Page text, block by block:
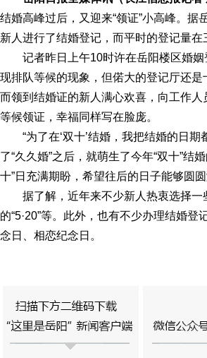
结婚高峰过后，又迎来“领证”小高峰。
新人进行了结婚登记，而平时的登记量在
记者昨日上午10时许在岳阳楼区婚姻
现排队等候的现象，但偌大的登记厅还
而领到结婚证的新人满心欢喜，向工作
等候领证，幸福同样写在脸庞。
“为了在‘双十’结婚，我把结婚的日
了“久久婚”之后，就萌生了今年“双十”
十”日充满期盼，希望往后的日子能够圆圆
据了解，近年来不少新人热衷选择
的“5·20”等。此外，也有不少办理结婚
念日、相恋纪念日。